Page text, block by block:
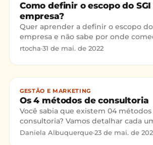
Como definir o escopo do
empresa?
Quer aprender a definir o escopo do
empresa e não sabe por onde
continue lendo esse texto! O que é
rtocha·31 de mai. de 2022
GESTÃO E MARKETING
Os 4 métodos de consultoria
Você sabia que existem 04
consultoria? Vamos detalhar cada
entender as diferenças que existem:
Daniela Albuquerque·23 de mai. de